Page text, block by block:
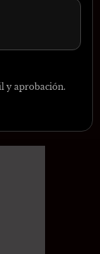
y aprobación.